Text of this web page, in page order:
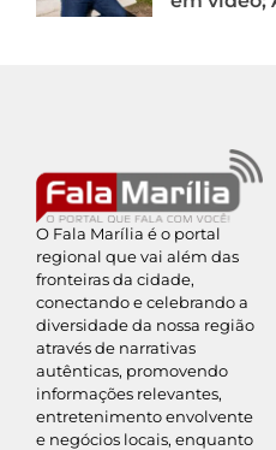
O Fala Marília é o portal
regional que vai além das
fronteiras da cidade,
conectando e celebrando a
diversidade da nossa região
através de narrativas
autênticas, promovendo
informações relevantes,
entretenimento envolvente
e negócios locais, enquanto